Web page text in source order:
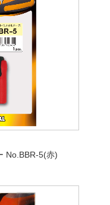
No.BBR-5(赤)